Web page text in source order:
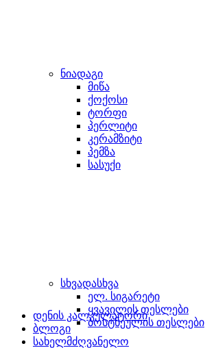
ნიადაგი
მიწა
ქოქოსი
ტორფი
პერლიტი
კერამზიტი
პემზა
სასუქი
სხვადასხვა
ელ. სიგარეტი
ყვავილის თესლები
ბოსტნეულის თესლები
დენის კალკულატორი
ბლოგი
სახელმძღვანელო